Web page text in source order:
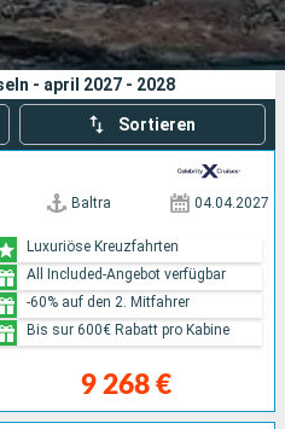
Reedereien
- april 2027 - 2028
Sortieren
Baltra 04.04.2027
9 268 €
Luxuriöse Kreuzfahrten
All Included-Angebot verfügbar
-60% auf den 2. Mitfahrer
Bis sur 600€ Rabatt pro Kabine